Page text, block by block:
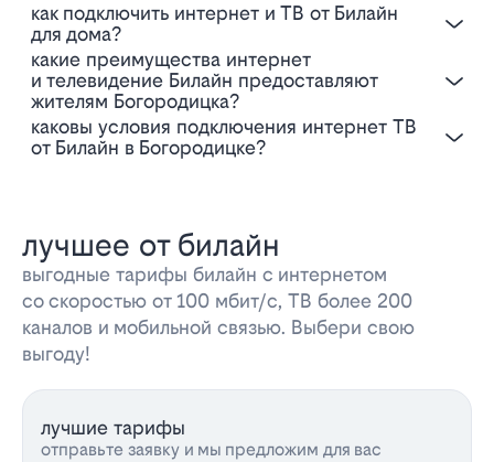
Как подключить интернет и ТВ от Билайн
для дома?
Какие преимущества интернет
и телевидение Билайн предоставляют
жителям Богородицка?
Каковы условия подключения интернет ТВ
от Билайн в Богородицке?
лучшее от билайн
выгодные тарифы билайн с интернетом
со скоростью от 100 мбит/с, ТВ более 200
каналов и мобильной связью. Выбери свою
выгоду!
лучшие тарифы
отправьте заявку и мы предложим для вас